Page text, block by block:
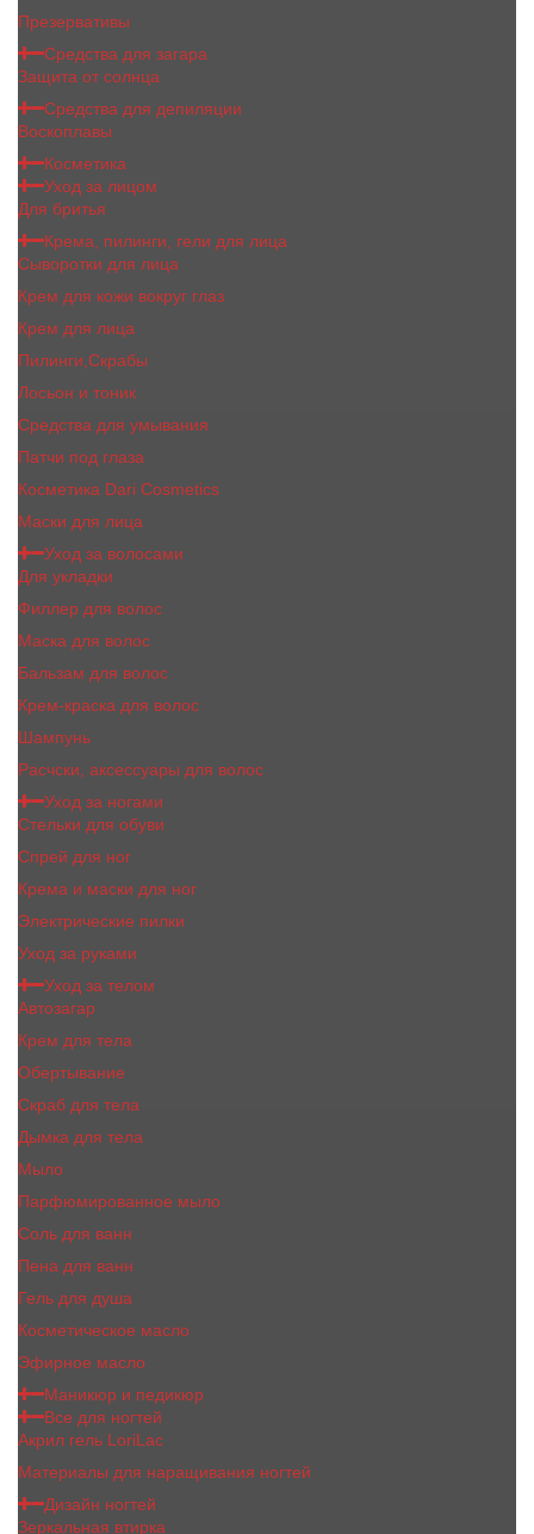
Презервативы
Средства для загара
Защита от солнца
Средства для депиляции
Воскоплавы
Косметика
Уход за лицом
Для бритья
Крема, пилинги, гели для лица
Сыворотки для лица
Крем для кожи вокруг глаз
Крем для лица
Пилинги,Скрабы
Лосьон и тоник
Средства для умывания
Патчи под глаза
Косметика Dari Cosmetics
Маски для лица
Уход за волосами
Для укладки
Филлер для волос
Маска для волос
Бальзам для волос
Крем-краска для волос
Шампунь
Расчски, аксессуары для волос
Уход за ногами
Стельки для обуви
Спрей для ног
Крема и маски для ног
Электрические пилки
Уход за руками
Уход за телом
Автозагар
Крем для тела
Обертывание
Скраб для тела
Дымка для тела
Мыло
Парфюмированное мыло
Соль для ванн
Пена для ванн
Гель для душа
Косметическое масло
Эфирное масло
Маникюр и педикюр
Все для ногтей
Акрил гель LoriLac
Материалы для наращивания ногтей
Дизайн ногтей
Зеркальная втирка